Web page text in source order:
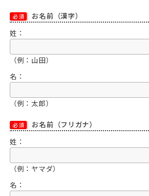
必須
お名前（漢字）
姓：
（例：山田）
名：
（例：太郎）
必須
お名前（フリガナ）
姓：
（例：ヤマダ）
名：